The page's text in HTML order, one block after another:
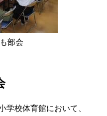
部会
校体育館において、